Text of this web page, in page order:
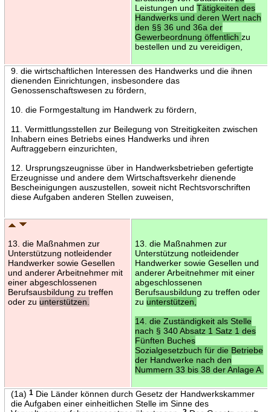
Leistungen und Tätigkeiten des
Handwerks und deren Wert nach
den §§ 36 und 36a der
Gewerbeordnung öffentlich zu
bestellen und zu vereidigen,
9. die wirtschaftlichen Interessen des Handwerks und die ihnen
dienenden Einrichtungen, insbesondere das
Genossenschaftswesen zu fördern,
10. die Formgestaltung im Handwerk zu fördern,
11. Vermittlungsstellen zur Beilegung von Streitigkeiten zwischen
Inhabern eines Betriebs eines Handwerks und ihren
Auftraggebern einzurichten,
12. Ursprungszeugnisse über in Handwerksbetrieben gefertigte
Erzeugnisse und andere dem Wirtschaftsverkehr dienende
Bescheinigungen auszustellen, soweit nicht Rechtsvorschriften
diese Aufgaben anderen Stellen zuweisen,
13. die Maßnahmen zur
Unterstützung notleidender
Handwerker sowie Gesellen
und anderer Arbeitnehmer mit
einer abgeschlossenen
Berufsausbildung zu treffen
oder zu unterstützen.
13. die Maßnahmen zur
Unterstützung notleidender
Handwerker sowie Gesellen und
anderer Arbeitnehmer mit einer
abgeschlossenen
Berufsausbildung zu treffen oder
zu unterstützen,
14. die Zuständigkeit als Stelle
nach § 340 Absatz 1 Satz 1 des
Fünften Buches
Sozialgesetzbuch für die Betriebe
der Handwerke nach den
Nummern 33 bis 38 der Anlage A.
(1a) 1Die Länder können durch Gesetz der Handwerkskammer
die Aufgaben einer einheitlichen Stelle im Sinne des